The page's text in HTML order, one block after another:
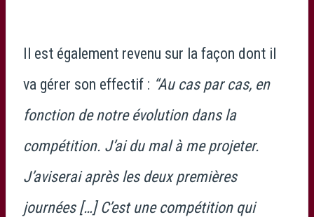
Il est également revenu sur la façon dont il
va gérer son effectif : “Au cas par cas, en
fonction de notre évolution dans la
compétition. J’ai du mal à me projeter.
J’aviserai après les deux premières
journées […] C’est une compétition qui